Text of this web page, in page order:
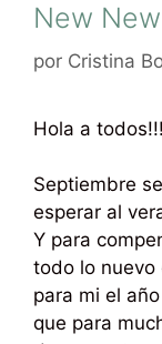
New New
por Cristina
Hola a
Septiembre
esperar al
Y para
todo lo nuevo
para mi el
que para